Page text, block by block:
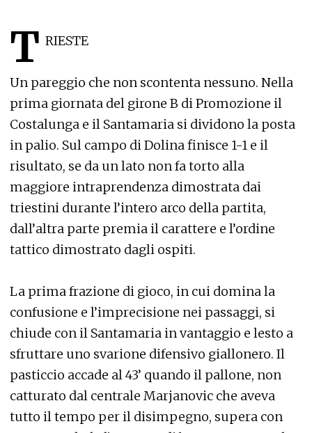
T RIESTE
Un pareggio che non scontenta nessuno. Nella
prima giornata del girone B di Promozione il
Costalunga e il Santamaria si dividono la posta
in palio. Sul campo di Dolina finisce 1-1 e il
risultato, se da un lato non fa torto alla
maggiore intraprendenza dimostrata dai
triestini durante l’intero arco della partita,
dall’altra parte premia il carattere e l’ordine
tattico dimostrato dagli ospiti.
La prima frazione di gioco, in cui domina la
confusione e l’imprecisione nei passaggi, si
chiude con il Santamaria in vantaggio e lesto a
sfruttare uno svarione difensivo giallonero. Il
pasticcio accade al 43’ quando il pallone, non
catturato dal centrale Marjanovic che aveva
tutto il tempo per il disimpegno, supera con